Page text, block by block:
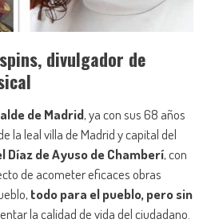
divulgador de
de Madrid, ya con sus 68 años
la leal villa de Madrid y capital del
Díaz de Ayuso de Chamberí, con
de acometer eficaces obras
todo para el pueblo, pero sin
la calidad de vida del ciudadano.